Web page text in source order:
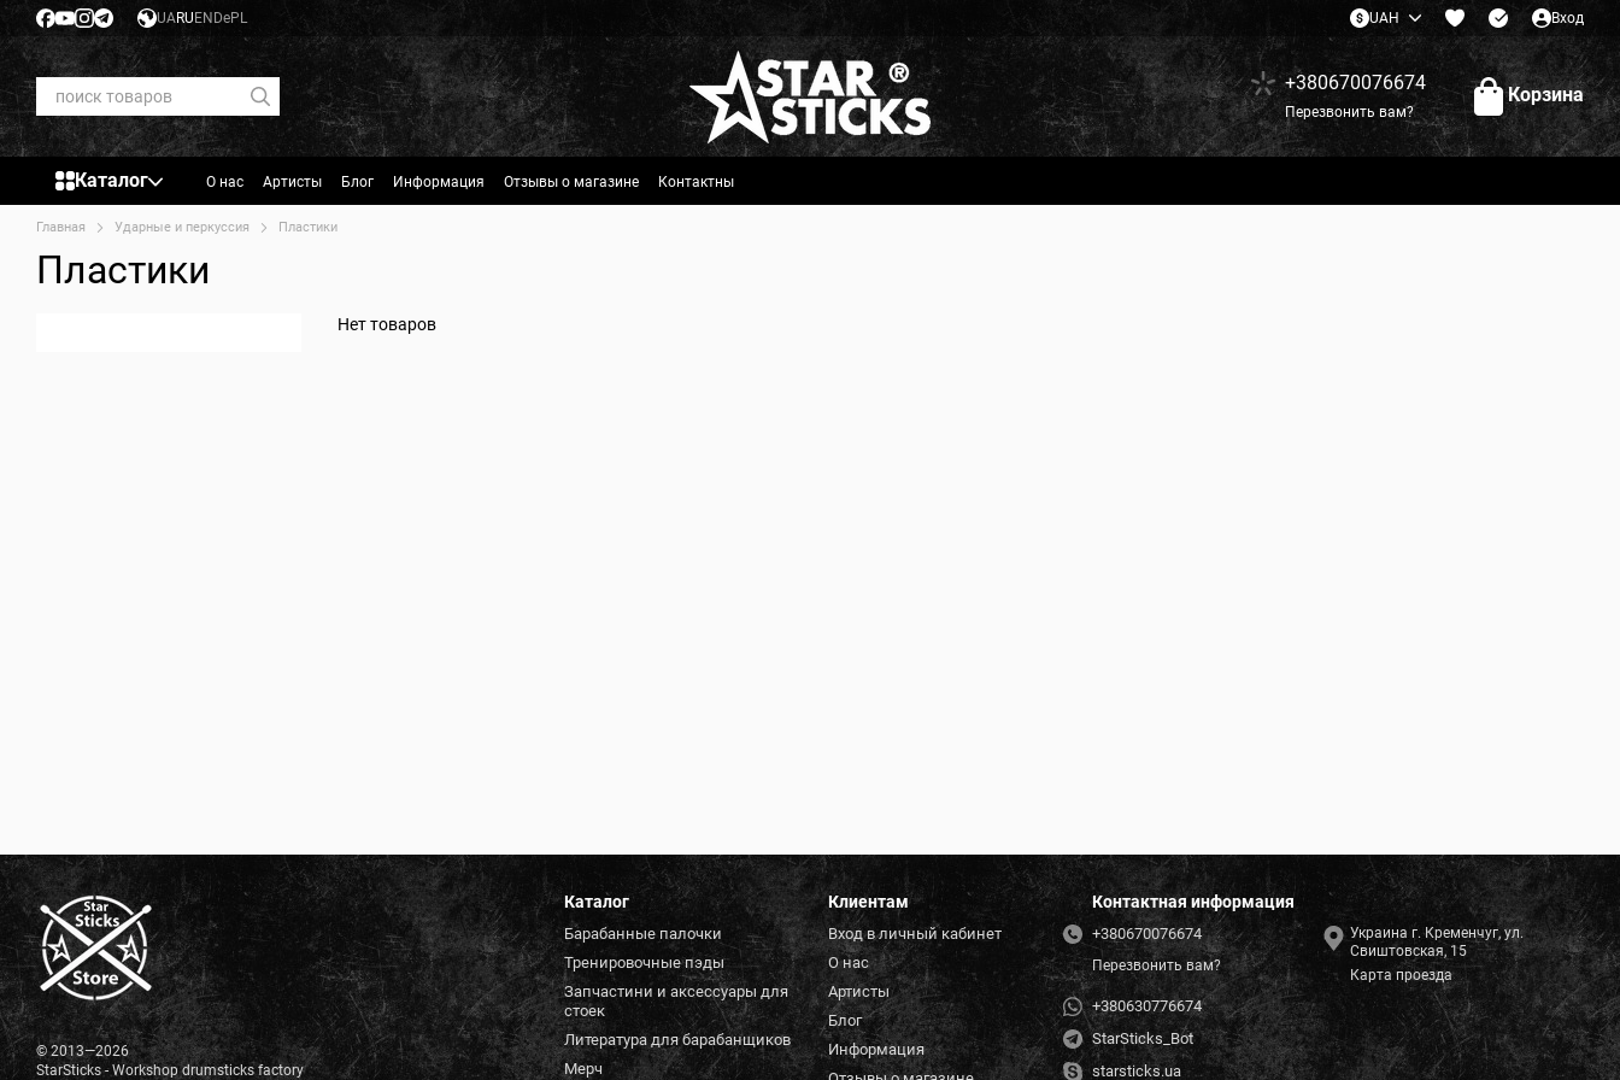
Перейти к основному контенту
UARU EN DePL UAH Вход
+380670076674
Перезвонить вам?
Корзина
Каталог О нас Артисты Блог Информация Отзывы о магазине Контактны
Главная Ударные и перкуссия Пластики
Пластики
Нет товаров
© 2013—2026
StarSticks - Workshop drumsticks factory
Каталог
Барабанные палочки
Тренировочные пэды
Запчастини и аксессуары для
стоек
Литература для барабанщиков
Мерч
Клиентам
Вход в личный кабинет
О нас
Артисты
Блог
Информация
Контактная информация
+380670076674
Перезвонить вам?
+380630776674
StarSticks_Bot
starsticks.ua
Украина г. Кременчуг, ул.
Свиштовская, 15
Карта проезда